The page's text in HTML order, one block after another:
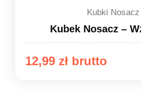
Kubki Nosacz
Kubek Nosacz –
12,99 zł